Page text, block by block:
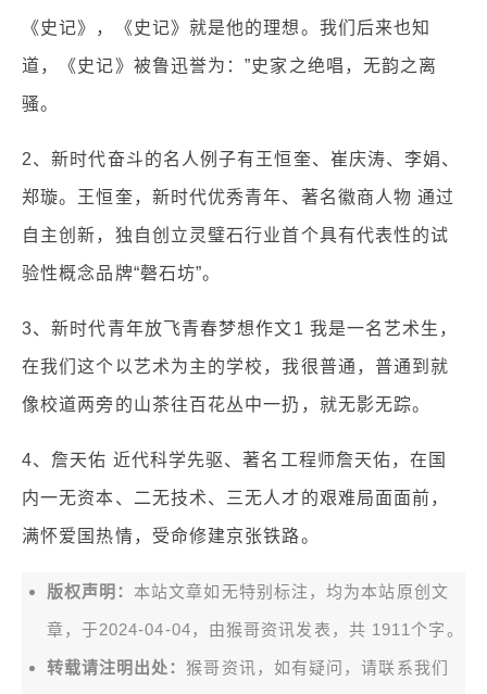
《史记》，《史记》就是他的理想。我们后来也知
道，《史记》被鲁迅誉为：”史家之绝唱，无韵之离
骚。
2、新时代奋斗的名人例子有王恒奎、崔庆涛、李娟、
郑璇。王恒奎，新时代优秀青年、著名徽商人物 通过
自主创新，独自创立灵璧石行业首个具有代表性的试
验性概念品牌“磬石坊”。
3、新时代青年放飞青春梦想作文1 我是一名艺术生，
在我们这个以艺术为主的学校，我很普通，普通到就
像校道两旁的山茶往百花丛中一扔，就无影无踪。
4、詹天佑 近代科学先驱、著名工程师詹天佑，在国
内一无资本、二无技术、三无人才的艰难局面面前，
满怀爱国热情，受命修建京张铁路。
版权声明： 本站文章如无特别标注，均为本站原创文
章，于2024-04-04，由猴哥资讯 发表，共 1911个字。
转载请注明出处：猴哥资讯，如有疑问，请联系我们